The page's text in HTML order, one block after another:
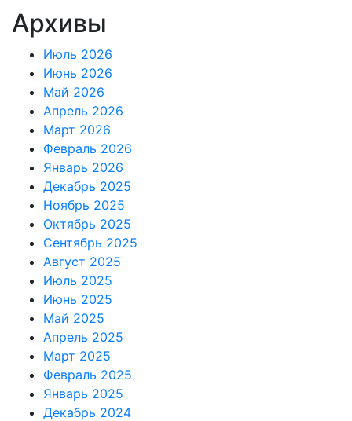
Архивы
Июль 2026
Июнь 2026
Май 2026
Апрель 2026
Март 2026
Февраль 2026
Январь 2026
Декабрь 2025
Ноябрь 2025
Октябрь 2025
Сентябрь 2025
Август 2025
Июль 2025
Июнь 2025
Май 2025
Апрель 2025
Март 2025
Февраль 2025
Январь 2025
Декабрь 2024